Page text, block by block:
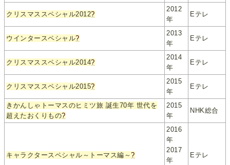
クリスマススペシャル2012?
2012
年
Eテレ
ウインタースペシャル?
2013
年
Eテレ
クリスマススペシャル2014?
2014
年
Eテレ
クリスマススペシャル2015?
2015
年
Eテレ
きかんしゃトーマスのヒミツ旅 誕生70年 世代を
超えたおくりもの?
2015
年
NHK総合
キャラクタースペシャル～トーマス編～?
2016
年
2017
年
Eテレ